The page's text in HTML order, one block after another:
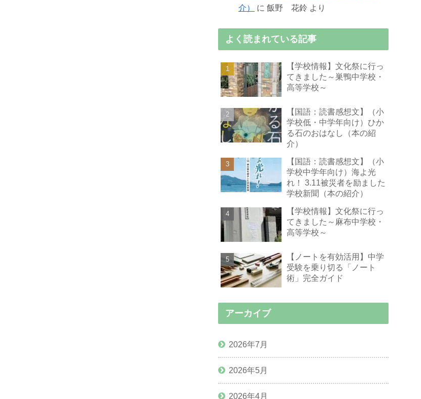
介）
に 飯野 花鈴 より
よく読まれている記事
【学校情報】文化祭に行っ
てきました～巣鴨中学校・
高等学校～
【国語：読書感想文】（小
学校低・中学年向け）ひか
る石のおはなし（本の紹
介）
【国語：読書感想文】（小
学校中学年向け）海よ光
れ！ 3.11被災者を励ました
学校新聞（本の紹介）
【学校情報】文化祭に行っ
てきました～麻布中学校・
高等学校～
【ノートを有効活用】中学
受験を乗り切る「ノート
術」完全ガイド
アーカイブ
2026年7月
2026年5月
2026年4月